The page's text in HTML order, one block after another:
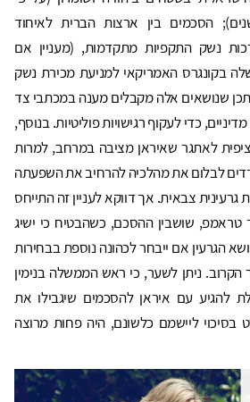
הסכמים בין ארצות הברית לאיחוד
נשק התקפיות מתקדמות, (מעניין אם
בקונגרס האמריקאי למניעת מכירת נשק
שנושאים אלה מקבלים מענה במכתבי צד
כדי לעקוף רגישויות פוליטיות. בנוסף,
לאתגר שאיראן מציבה במרחב, למרות
לבלום את מהלכיה להרחיב את השפעתה
גרעינית צבאית. אך דווקא לעניין זה התייחס
טראמפ, שושבין ההסכם, כשהבטיח כי ישיג
הגרעין אם ייבחר לכהונה נוספת בבחירות
הקרוב. ניתן לשער, כי ראש הממשלה בנימין
להגיע עם איראן להסכמים שיגבילו את
בסיכוי ליישמם כלשונם, היה פחות מרוצה